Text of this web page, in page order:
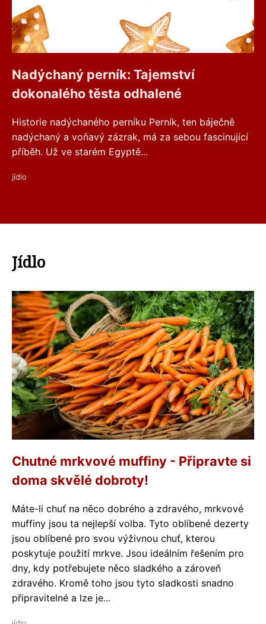
Nadýchaný perník: Tajemství
dokonalého těsta odhalené
Historie nadýchaného perníku Perník, ten báječně
nadýchaný a voňavý zázrak, má za sebou fascinující
příběh. Už ve starém Egyptě...
jídlo
Jídlo
Chutné mrkvové muffiny - Připravte si
doma skvělé dobroty!
Máte-li chuť na něco dobrého a zdravého, mrkvové
muffiny jsou ta nejlepší volba. Tyto oblíbené dezerty
jsou oblíbené pro svou výživnou chuť, kterou
poskytuje použití mrkve. Jsou ideálním řešením pro
dny, kdy potřebujete něco sladkého a zároveň
zdravého. Kromě toho jsou tyto sladkosti snadno
připravitelné a lze je...